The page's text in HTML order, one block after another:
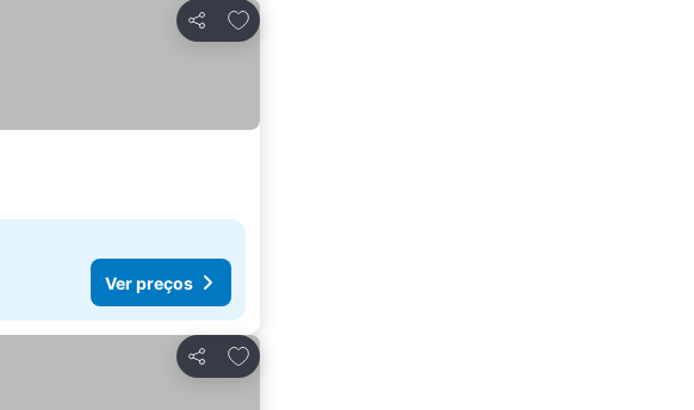
Partilhar
Adicionar aos favoritos
Ver preços
Partilhar
Adicionar aos favoritos